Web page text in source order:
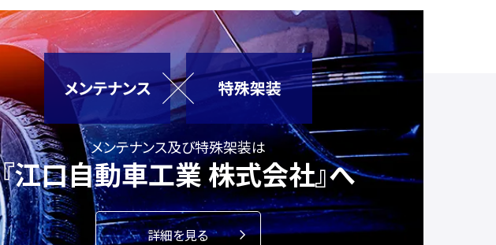
メンテナンス及び特殊架装は
『江口自動車工業 株式会社』へ
詳細を見る